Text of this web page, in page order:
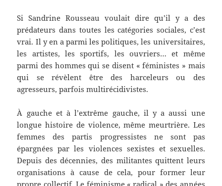
Si Sandrine Rousseau voulait dire qu’il y a des
prédateurs dans toutes les catégories sociales, c’est
vrai. Il y en a parmi les politiques, les universitaires,
les artistes, les sportifs, les ouvriers… et même
parmi des hommes qui se disent « féministes » mais
qui se révèlent être des harceleurs ou des
agresseurs, parfois multirécidivistes.
À gauche et à l’extrême gauche, il y a aussi une
longue histoire de violence, même meurtrière. Les
femmes des partis progressistes ne sont pas
épargnées par les violences sexistes et sexuelles.
Depuis des décennies, des militantes quittent leurs
organisations à cause de cela, pour former leur
propre collectif. Le féminisme « radical » des années